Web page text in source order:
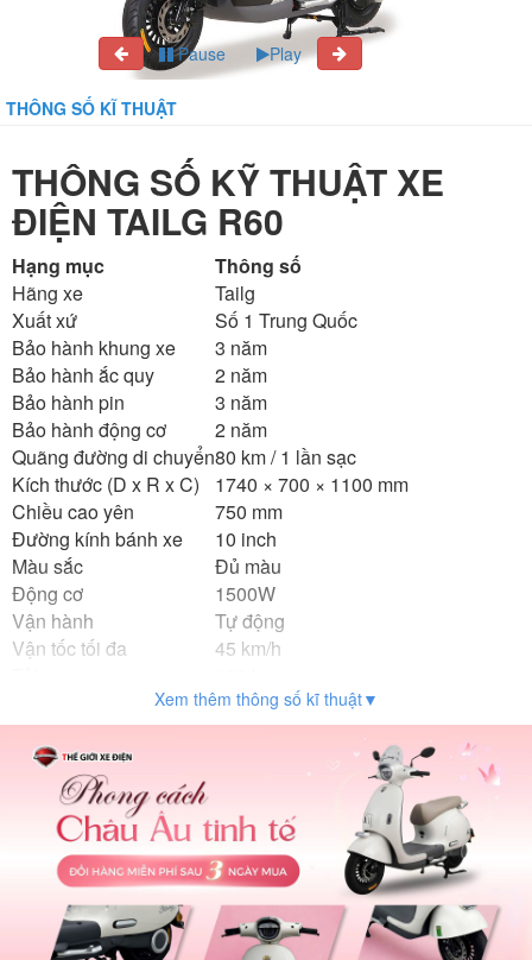
Pause Play
THÔNG SỐ KĨ THUẬT
THÔNG SỐ KỸ THUẬT XE
ĐIỆN TAILG R60
Hạng mục
Thông số
Hãng xe
Tailg
Xuất xứ
Số 1 Trung Quốc
Bảo hành khung xe
3 năm
Bảo hành ắc quy
2 năm
Bảo hành pin
3 năm
Bảo hành động cơ
2 năm
Quãng đường di chuyển80 km / 1 lần sạc
Kích thước (D x R x C)
1740 × 700 × 1100 mm
Chiều cao yên
750 mm
Đường kính bánh xe
10 inch
Màu sắc
Đủ màu
Động cơ
1500W
Vận hành
Tự động
Vận tốc tối đa
45 km/h
98 kg
Sạc điện
Tự động ngắt khi đầy
Thời gian sạc
Loại ắc quy
Phanh trước / sau
Phanh đĩa trước – phanh cơ sau
Vành xe
Nhôm đúc nguyên khối
Không săm
Giảm xóc
Giảm chấn thủy lực
Phụ kiện đi kèm
Gương, sạc, sổ bảo hành
Xem thêm thông số kĩ thuật▼